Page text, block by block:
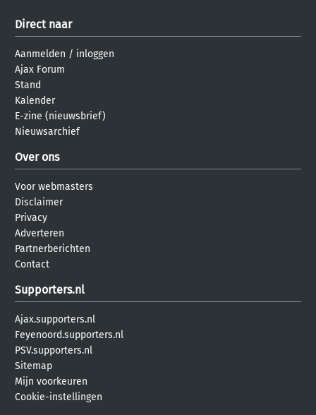
Direct naar
Aanmelden / inloggen
Ajax Forum
Stand
Kalender
E-zine (nieuwsbrief)
Nieuwsarchief
Over ons
Voor webmasters
Disclaimer
Privacy
Adverteren
Partnerberichten
Contact
Supporters.nl
Ajax.supporters.nl
Feyenoord.supporters.nl
PSV.supporters.nl
Sitemap
Mijn voorkeuren
Cookie-instellingen